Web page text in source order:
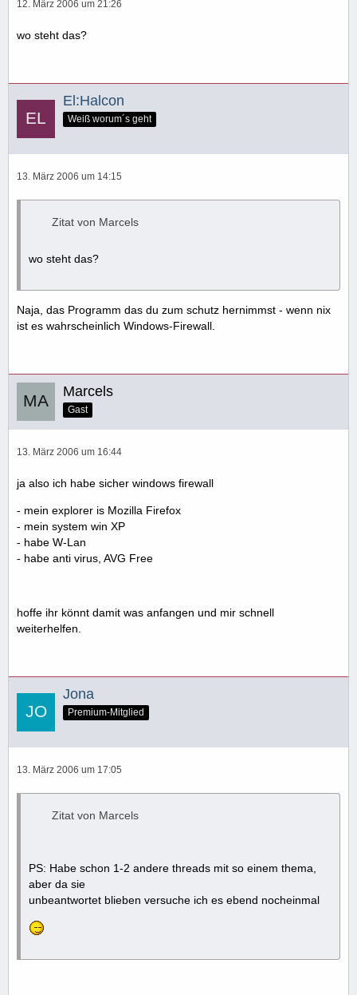
12. März 2006 um 21:26
wo steht das?
El:Halcon
Weiß worum´s geht
13. März 2006 um 14:15
Zitat von Marcels
wo steht das?
Naja, das Programm das du zum schutz hernimmst - wenn nix
ist es wahrscheinlich Windows-Firewall.
Marcels
Gast
13. März 2006 um 16:44
ja also ich habe sicher windows firewall
- mein explorer is Mozilla Firefox
- mein system win XP
- habe W-Lan
- habe anti virus, AVG Free
hoffe ihr könnt damit was anfangen und mir schnell
weiterhelfen.
Jona
Premium-Mitglied
13. März 2006 um 17:05
Zitat von Marcels
PS: Habe schon 1-2 andere threads mit so einem thema,
aber da sie
unbeantwortet blieben versuche ich es ebend nocheinmal